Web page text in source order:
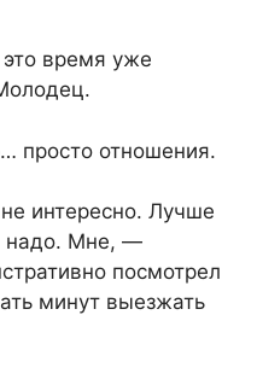
время уже
просто отношения.
интересно. Лучше
надо. Мне, —
посмотрел
минут выезжать